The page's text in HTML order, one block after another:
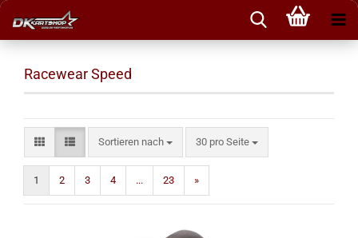
Racewear Speed
Sortieren nach
Sortieren nach 30 pro Seite
pro Seite
1 2 3 4 ... 23 »